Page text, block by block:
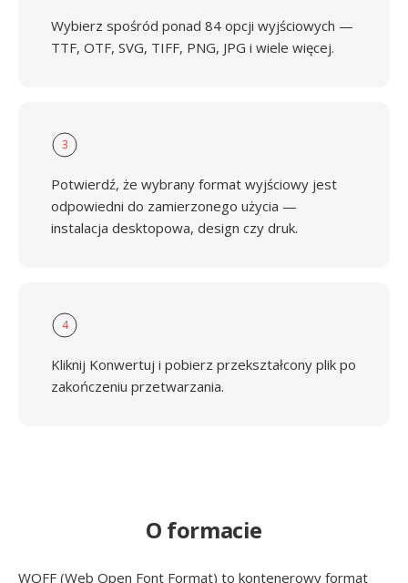
Wybierz spośród ponad 84 opcji wyjściowych —
TTF, OTF, SVG, TIFF, PNG, JPG i wiele więcej.
3
Potwierdź, że wybrany format wyjściowy jest
odpowiedni do zamierzonego użycia —
instalacja desktopowa, design czy druk.
4
Kliknij Konwertuj i pobierz przekształcony plik po
zakończeniu przetwarzania.
O formacie
WOFF (Web Open Font Format) to kontenerowy format